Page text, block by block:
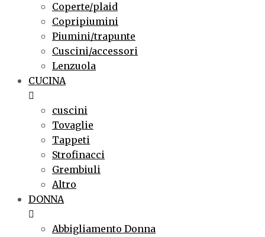
Coperte/plaid
Copripiumini
Piumini/trapunte
Cuscini/accessori
Lenzuola
CUCINA
cuscini
Tovaglie
Tappeti
Strofinacci
Grembiuli
Altro
DONNA
Abbigliamento Donna